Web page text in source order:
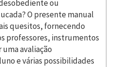
ou
O presente manual
quesitos, fornecendo
professores, instrumentos
avaliação
e várias possibilidades